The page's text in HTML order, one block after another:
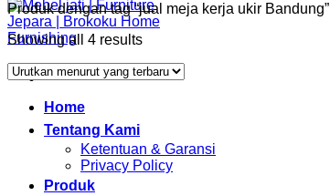
Home
Tentang Kami
Ketentuan & Garansi
Privacy Policy
Produk
Produk dengan tag “jual meja kerja ukir Bandung”
Showing all 4 results